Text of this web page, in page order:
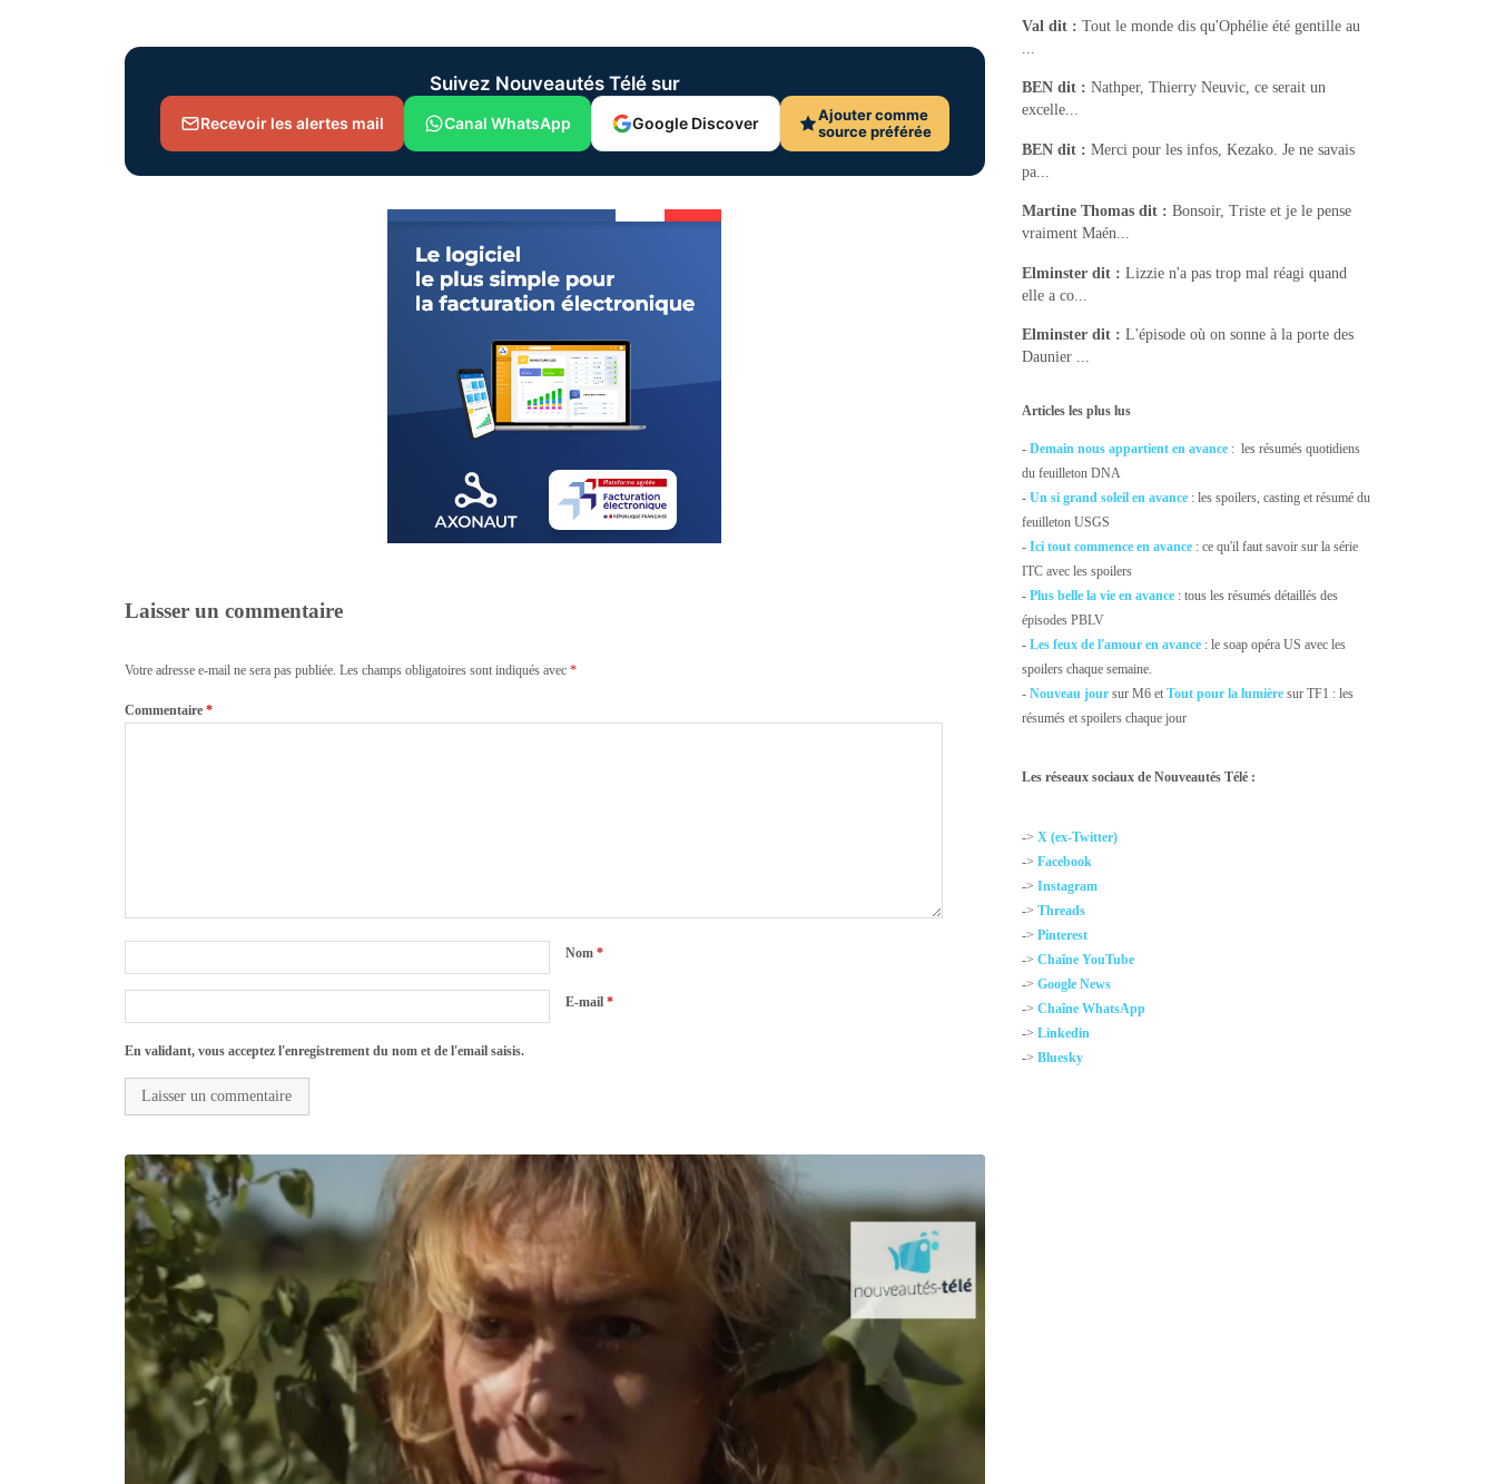
Suivez Nouveautés Télé sur
Recevoir les alertes mail Canal WhatsApp Google Discover
Ajouter comme
source préférée
Laisser un commentaire
Votre adresse e-mail ne sera pas publiée. Les champs obligatoires sont indiqués avec *
Commentaire *
Nom *
E-mail *
En validant, vous acceptez l'enregistrement du nom et de l'email saisis.
Val dit : Tout le monde dis qu'Ophélie été gentille au
BEN dit : Nathper, Thierry Neuvic, ce serait un
excelle...
BEN dit : Merci pour les infos, Kezako. Je ne savais
pa...
Martine Thomas dit : Bonsoir, Triste et je le pense
vraiment Maén...
Elminster dit : Lizzie n'a pas trop mal réagi quand
elle a co...
Elminster dit : L'épisode où on sonne à la porte des
Daunier ...
Articles les plus lus
-Demain nous appartient en avance : les résumés quotidiens
du feuilleton DNA
-Un si grand soleil en avance : les spoilers, casting et résumé du
feuilleton USGS
-Ici tout commence en avance : ce qu'il faut savoir sur la série
ITC avec les spoilers
- Plus belle la vie en avance : tous les résumés détaillés des
épisodes PBLV
-Les feux de l'amour en avance : le soap opéra US avec les
spoilers chaque semaine.
-Nouveau jour sur M6 etTout pour la lumière sur TF1 : les
résumés et spoilers chaque jour
Les réseaux sociaux de Nouveautés Télé :
->X (ex-Twitter)
->Facebook
->Instagram
->Threads
->Pinterest
->Chaîne YouTube
->Google News
->Chaîne WhatsApp
->Linkedin
->Bluesky